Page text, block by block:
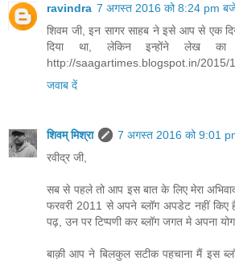
ravindra 7 अगस्त 2016 को 8:24 pm
शिवम जी, इन सागर साहब ने इसे आप से एक
दिया था, लेकिन इन्होंने लेख का
http://saagartimes.blogspot.in/2015/
जवाब दें
शिवम् मिश्रा
7 अगस्त 2016 को 9:01
रवीद्र जी,
सब से पहले तो आप इस बात के लिए मेरा
फरवरी 2011 से अपने ब्लॉग अपडेट नहीं किए
पढ़, उन पर टिप्पणी कर ब्लॉग जगत मे अपना
बाक़ी आप ने बिलकुल सटीक पहचाना मैं इस